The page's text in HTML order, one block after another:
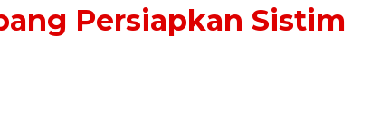
Persiapkan Sistim